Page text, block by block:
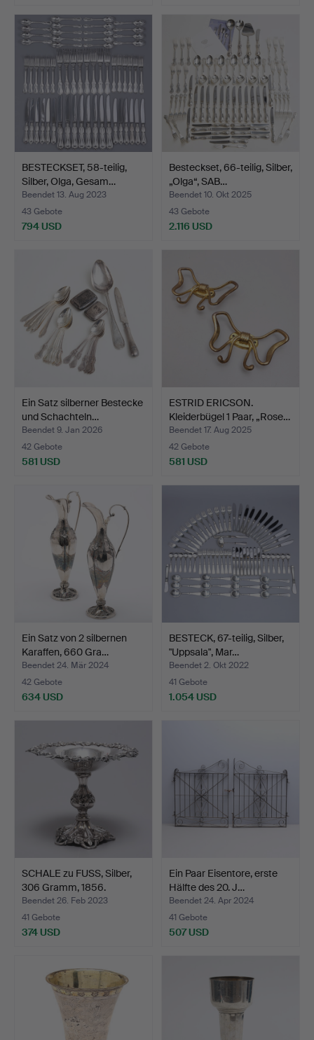
BESTECKSET, 58-teilig,
Silber, Olga, Gesam…
Beendet 13. Aug 2023
43 Gebote
794 USD
Besteckset, 66-teilig, Silber,
„Olga“, SAB…
Beendet 10. Okt 2025
43 Gebote
2.116 USD
Ein Satz silberner Bestecke
und Schachteln…
Beendet 9. Jan 2026
42 Gebote
581 USD
ESTRID ERICSON.
Kleiderbügel 1 Paar, „Rose…
Beendet 17. Aug 2025
42 Gebote
581 USD
Ein Satz von 2 silbernen
Karaffen, 660 Gra…
Beendet 24. Mär 2024
42 Gebote
634 USD
BESTECK, 67-teilig, Silber,
"Uppsala", Mar…
Beendet 2. Okt 2022
41 Gebote
1.054 USD
SCHALE zu FUSS, Silber,
306 Gramm, 1856.
Beendet 26. Feb 2023
41 Gebote
374 USD
Ein Paar Eisentore, erste
Hälfte des 20. J…
Beendet 24. Apr 2024
41 Gebote
507 USD